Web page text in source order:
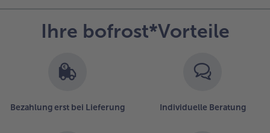
Ihre bofrost*Vorteile
Bezahlung erst bei Lieferung Individuelle Beratung